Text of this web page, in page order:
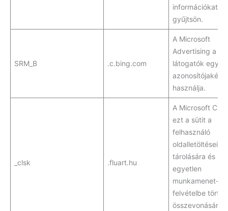
információkat
gyűjtsön.
SRM_B .c.bing.com
A Microsoft
Advertising a
látogatók
azonosítójaként
használja.
_clsk .fluart.hu
A Microsoft
ezt a sütit a
felhasználó
tárolására és
egyetlen
munkamenet-
felvételbe
összevonására